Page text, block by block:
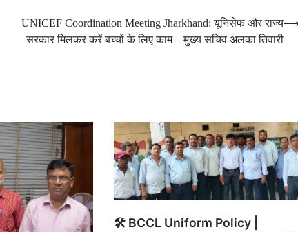
UNICEF Coordination Meeting Jharkhand: यूनिसेफ और राज्य
सरकार मिलकर करें बच्चों के लिए काम – मुख्य सचिव अलका तिवारी
🛠️ BCCL Uniform Policy |